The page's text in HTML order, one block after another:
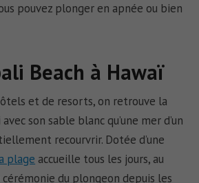
pouvez plonger en apnée ou bien
Beach à Hawaï
et de resorts, on retrouve la
son sable blanc qu’une mer d’un
recourvrir. Dotée d’une
plage accueille tous les jours, au
du plongeon depuis les